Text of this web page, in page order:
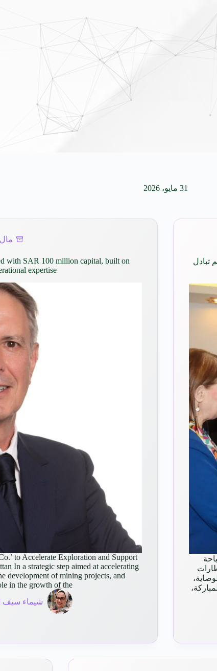
أوتار الشام في قرطاج: كيف يرمّم الحنين جسور الموسيقى العربية العابرة
31 مايو، 2026
تبادل
with SAR 100 million capital, built on
expertise
to Accelerate Exploration and Support
In a strategic step aimed at accelerating
development of mining projects, and
in the growth of the…
شيماء سيف